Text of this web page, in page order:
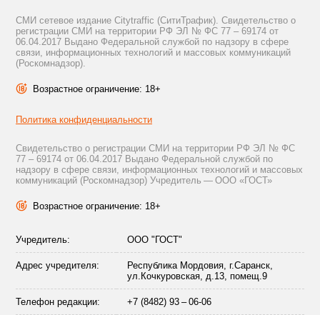
СМИ сетевое издание Citytraffic (СитиТрафик). Свидетельство о
регистрации СМИ на территории РФ ЭЛ № ФС 77 – 69174 от
06.04.2017 Выдано Федеральной службой по надзору в сфере
связи, информационных технологий и массовых коммуникаций
(Роскомнадзор).
Возрастное ограничение: 18+
Политика конфиденциальности
Свидетельство о регистрации СМИ на территории РФ ЭЛ № ФС
77 – 69174 от 06.04.2017 Выдано Федеральной службой по
надзору в сфере связи, информационных технологий и массовых
коммуникаций (Роскомнадзор) Учредитель — ООО «ГОСТ»
Возрастное ограничение: 18+
Учредитель: ООО "ГОСТ"
Адрес учредителя:
Республика Мордовия, г.Саранск,
ул.Кочкуровская, д.13, помещ.9
Телефон редакции: +7 (8482) 93 – 06-06